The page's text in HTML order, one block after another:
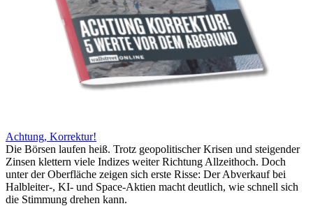
Achtung, Korrektur!
Die Börsen laufen heiß. Trotz geopolitischer Krisen und steigender
Zinsen klettern viele Indizes weiter Richtung Allzeithoch. Doch
unter der Oberfläche zeigen sich erste Risse: Der Abverkauf bei
Halbleiter-, KI- und Space-Aktien macht deutlich, wie schnell sich
die Stimmung drehen kann.